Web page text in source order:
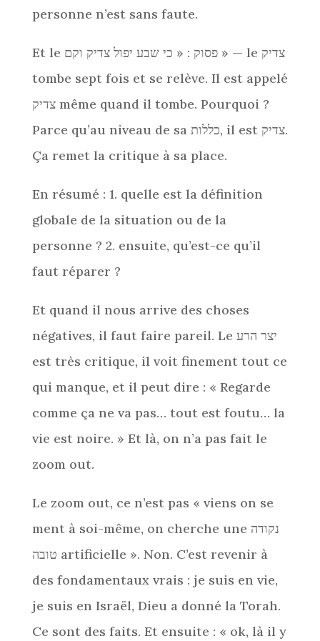
personne n’est sans faute.
Et le פסוק : « כי שבע יפול צדיק וקם » — le צדיק
tombe sept fois et se relève. Il est appelé
צדיק même quand il tombe. Pourquoi ?
Parce qu’au niveau de sa כללות, il est צדיק.
Ça remet la critique à sa place.
En résumé : 1. quelle est la définition
globale de la situation ou de la
personne ? 2. ensuite, qu’est-ce qu’il
faut réparer ?
Et quand il nous arrive des choses
négatives, il faut faire pareil. Le יצר הרע
est très critique, il voit finement tout ce
qui manque, et il peut dire : « Regarde
comme ça ne va pas… tout est foutu… la
vie est noire. » Et là, on n’a pas fait le
zoom out.
Le zoom out, ce n’est pas « viens on se
ment à soi-même, on cherche une נקודה
טובה artificielle ». Non. C’est revenir à
des fondamentaux vrais : je suis en vie,
je suis en Israël, Dieu a donné la Torah.
Ce sont des faits. Et ensuite : « ok, là il y